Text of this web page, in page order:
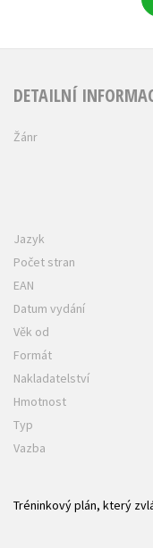
DETAILNÍ
Žánr
Jazyk
Počet stran
EAN
Datum vydání
Věk od
Formát
Nakladatelství
Hmotnost
Typ
Vazba
Tréninkový plán, který